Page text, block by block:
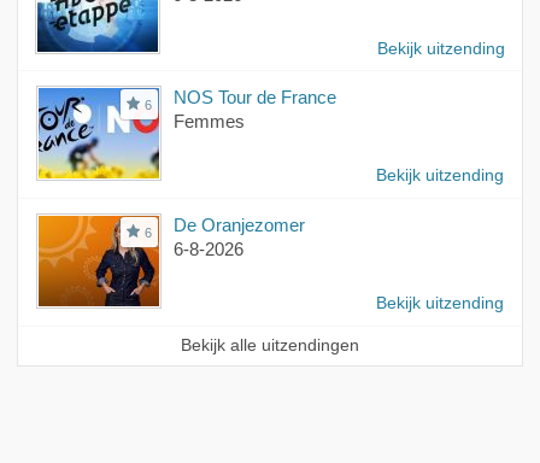
Bekijk uitzending
6
NOS Tour de France
Femmes
Bekijk uitzending
6
De Oranjezomer
6-8-2026
Bekijk uitzending
Bekijk alle uitzendingen